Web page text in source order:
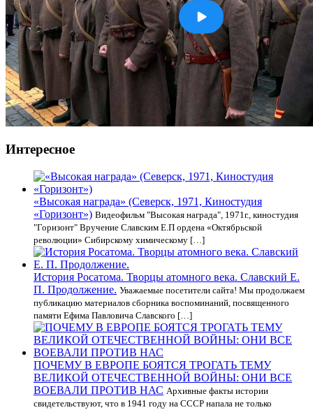
Интересное
«Высокая награда» (Северск, 1971, Киностудия
«Горизонт») Видеофильм "Высокая награда", 1971г., киностудия
"Горизонт" Вручение Славским Е.П ордена «Октябрьской
революции» Сибирскому химическому […]
История Росатома. Творцы атомного века. Славский Е.
П. Продолжение. Уважаемые посетители сайта! Мы продолжаем
публикацию материалов сборника воспоминаний, посвященного
памяти Ефима Павловича Славского […]
ПОЧЕМУ В ЕВРОПЕ БОЯТСЯ ТРОГАТЬ ТЕМУ
ВЕЛИКОЙ ОТЕЧЕСТВЕННОЙ ВОЙНЫ: ОНИ ВСЕ
ВОЕВАЛИ ПРОТИВ НАС Архивные факты истории
свидетельствуют, что в 1941 году на СССР напала не только